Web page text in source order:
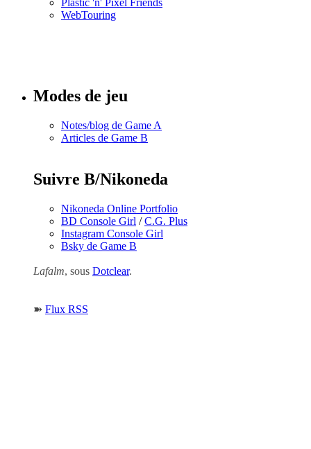
WebTouring
Modes de jeu
Notes/blog de Game A
Articles de Game B
Suivre B/Nikoneda
Nikoneda Online Portfolio
BD Console Girl /C.G. Plus
Instagram Console Girl
Bsky de Game B
Lafalm, sous Dotclear.
➽ Flux RSS